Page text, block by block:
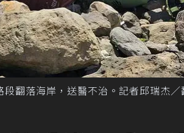
翻落海岸，送醫不治。記者邱瑞杰／